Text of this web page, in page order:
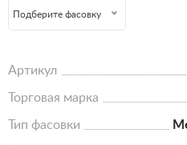
Подберите фасовку
Артикул
Торговая марка
Тип фасовки